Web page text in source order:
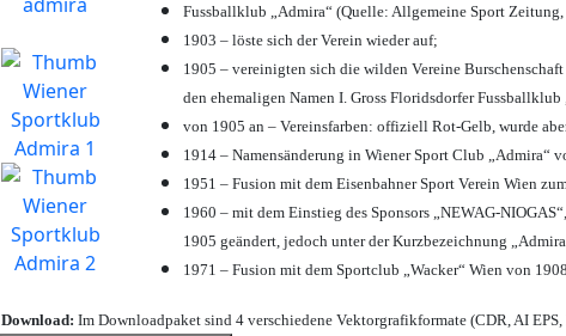
Fussballklub „Admira“ (Quelle: Allgemeine Sport
1903 – löste sich der Verein wieder auf;
1905 – vereinigten sich die wilden Vereine
den ehemaligen Namen I. Gross Floridsdorfer Fussballklub
von 1905 an – Vereinsfarben: offiziell Rot-Gelb, wurde
1914 – Namensänderung in Wiener Sport Club „Admira“
1951 – Fusion mit dem Eisenbahner Sport Verein Wien
1960 – mit dem Einstieg des Sponsors „NEWAG-
1905 geändert, jedoch unter der Kurzbezeichnung
1971 – Fusion mit dem Sportclub „Wacker“ Wien von
Download: Im Downloadpaket sind 4 verschiedene Vektorgrafikformate (CDR, AI